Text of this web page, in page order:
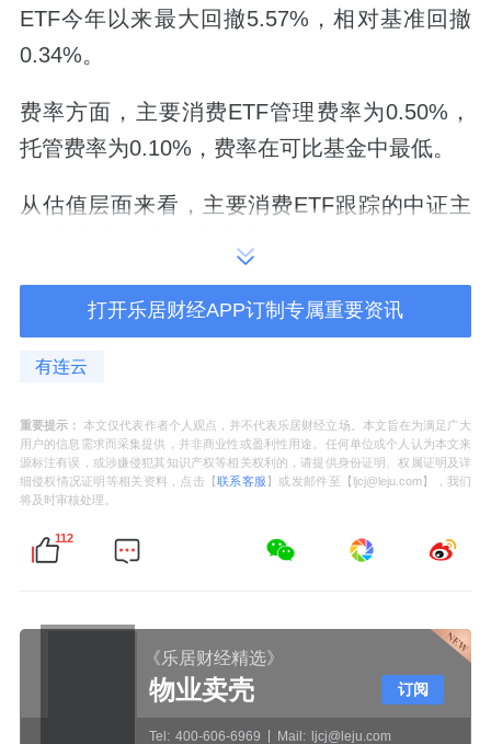
ETF今年以来最大回撤5.57%，相对基准回撤
0.34%。
费率方面，主要消费ETF管理费率为0.50%，
托管费率为0.10%，费率在可比基金中最低。
从估值层面来看，主要消费ETF跟踪的中证主
年93.63%以上的时间，处于历史低位。
数据显示，截至2025年4月30日，中证主要消
(600887)、贵州茅台(600519)、五粮液
(000858)、牧原股份(002714)、山西汾酒
(300498)、海天味业(603288)、东鹏饮料
合计占比67.16%。
（文中个股仅作示例，不构成实际投资建议。
基金有风险，投资需谨慎。）
打开乐居财经APP订制专属重要资讯
有连云
重要提示： 本文仅代表作者个人观点，并不代表乐居财经立场。本文旨在为满足广大
用户的信息需求而采集提供，并非商业性或盈利性用途。任何单位或个人认为本文来
源标注有误，或涉嫌侵犯其知识产权等相关权利的，请提供身份证明、权属证明及详
细侵权情况证明等相关资料，点击【联系客服 】或发邮件至【ljcj@leju.com】，我们
将及时审核处理。
112
《乐居财经精选》
物业卖壳
Tel: 400-606-6969 Mail: ljcj@leju.com
订阅